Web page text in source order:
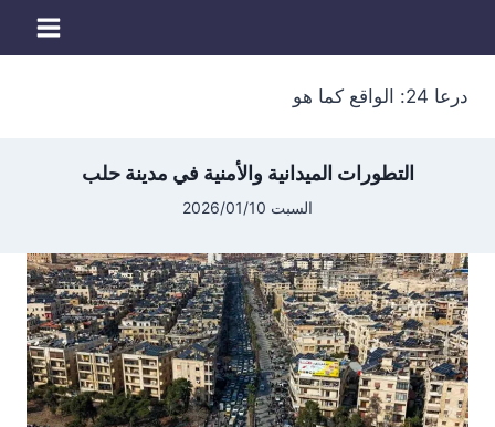
درعا 24: الواقع كما هو
التطورات الميدانية والأمنية في مدينة حلب
السبت 2026/01/10